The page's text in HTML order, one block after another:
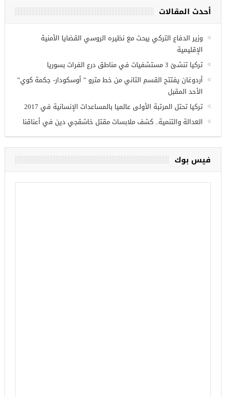
في
أحدث المقالات
وزير الدفاع التركي يبحث مع نظيره الروسي القضايا الأمنية
الإقليمية
تركيا تنشئ 3 مستشفيات في مناطق درع الفرات بسوريا
أردوغان يفتتح القسم الثاني من خط مترو ” أوسكودار- جكمة كوي”
الأحد المقبل
تركيا تحتل المرتبة الأولى عالميا بالمساعدات الإنسانية في 2017
العدالة والتنمية.. كشف ملابسات مقتل خاشقجي دين في أعناقنا
فيس بوك